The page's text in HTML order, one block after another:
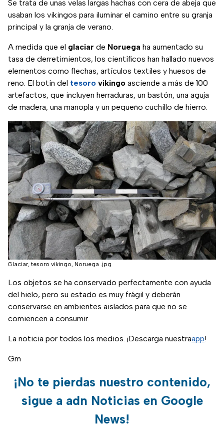
Se trata de unas velas largas hachas con cera de abeja que
usaban los vikingos para iluminar el camino entre su granja
principal y la granja de verano.
A medida que el glaciar de Noruega ha aumentado su
tasa de derretimientos, los científicos han hallado nuevos
elementos como flechas, artículos textiles y huesos de
reno. El botín del tesoro vikingo asciende a más de 100
artefactos, que incluyen herraduras, un bastón, una aguja
de madera, una manopla y un pequeño cuchillo de hierro.
Glaciar, tesoro vikingo, Noruega .jpg
Los objetos se ha conservado perfectamente con ayuda
del hielo, pero su estado es muy frágil y deberán
conservarse en ambientes aislados para que no se
comiencen a consumir.
La noticia por todos los medios. ¡Descarga nuestraapp!
Gm
¡No te pierdas nuestro contenido,
sigue a adn Noticias en Google
News!